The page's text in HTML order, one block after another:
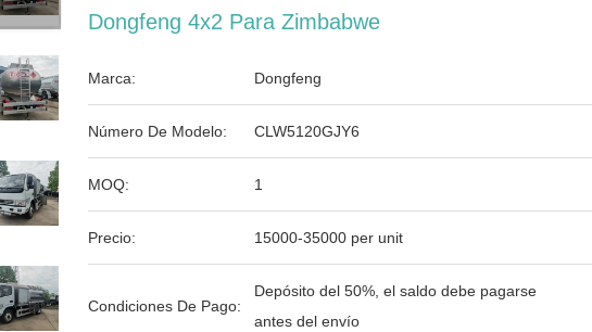
Dongfeng 4x2 Para Zimbabwe
Marca: Dongfeng
Número De Modelo: CLW5120GJY6
MOQ: 1
Precio: 15000-35000 per unit
Condiciones De Pago:
Depósito del 50%, el saldo debe pagarse
antes del envío